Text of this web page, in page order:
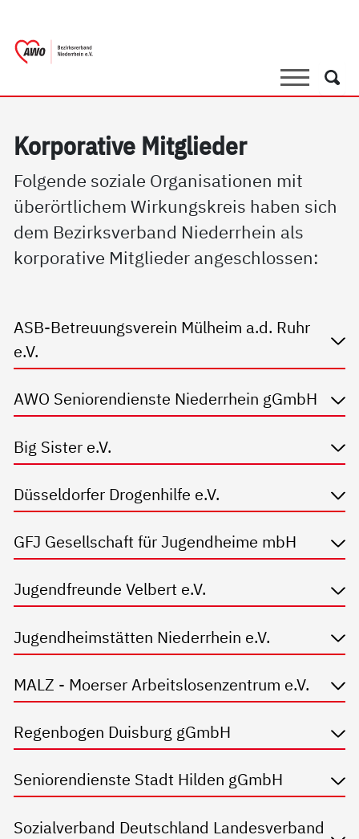
SucheSuche
Kor­po­ra­ti­ve Mit­g­lie­der
Folgende soziale Organisationen mit
überörtlichem Wirkungskreis haben sich
dem Bezirksverband Niederrhein als
korporative Mitglieder angeschlossen:
ASB-Betreuungsverein Mülheim a.d. Ruhr
e.V.
AWO Seniorendienste Niederrhein gGmbH
Big Sister e.V.
Düsseldorfer Drogenhilfe e.V.
GFJ Gesellschaft für Jugendheime mbH
Jugendfreunde Velbert e.V.
Jugendheimstätten Niederrhein e.V.
MALZ - Moerser Arbeitslosenzentrum e.V.
Regenbogen Duisburg gGmbH
Seniorendienste Stadt Hilden gGmbH
Sozialverband Deutschland Landesverband